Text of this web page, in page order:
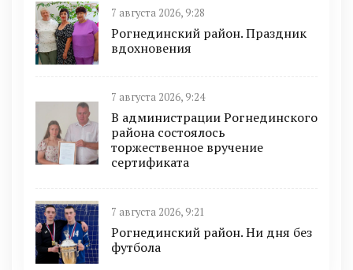
7 августа 2026, 9:28
Рогнединский район. Праздник
вдохновения
7 августа 2026, 9:24
В администрации Рогнединского
района состоялось
торжественное вручение
сертификата
7 августа 2026, 9:21
Рогнединский район. Ни дня без
футбола